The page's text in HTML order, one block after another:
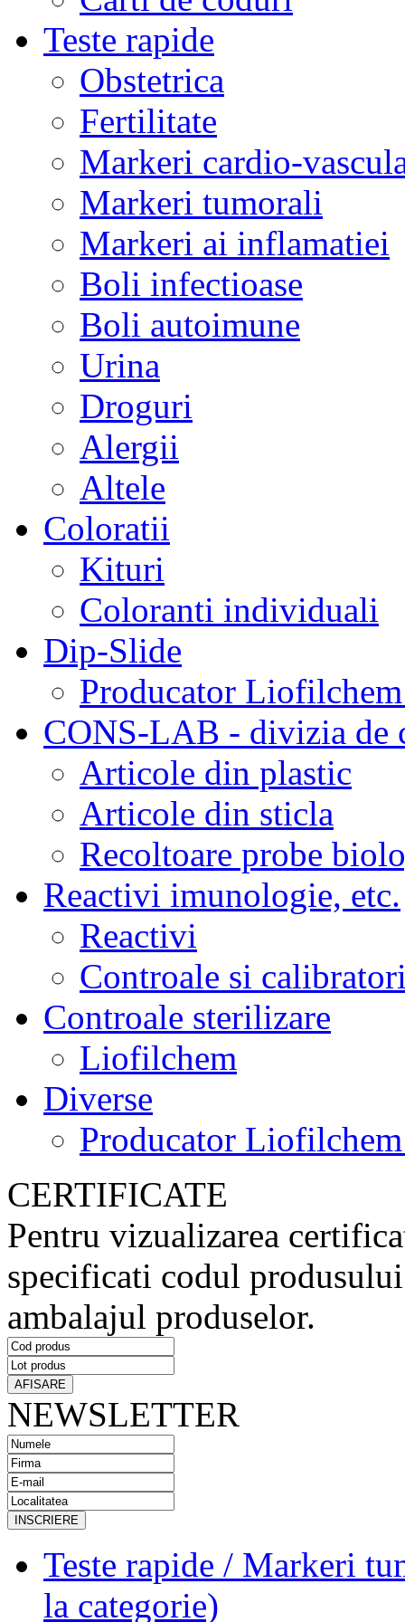
Teste rapide
Obstetrica
Fertilitate
Markeri cardio-
Markeri tumorali
Markeri ai inflamatiei
Boli infectioase
Boli autoimune
Urina
Droguri
Alergii
Altele
Coloratii
Kituri
Coloranti individuali
Dip-Slide
Producator
CONS-LAB - divizia de
Articole din plastic
Articole din sticla
Recoltoare probe
Reactivi imunologie, etc.
Reactivi
Controale si
Controale sterilizare
Liofilchem
Diverse
Producator
CERTIFICATE
Pentru vizualizarea
specificati codul
ambalajul produselor.
NEWSLETTER
Teste rapide / Markeri
la categorie)